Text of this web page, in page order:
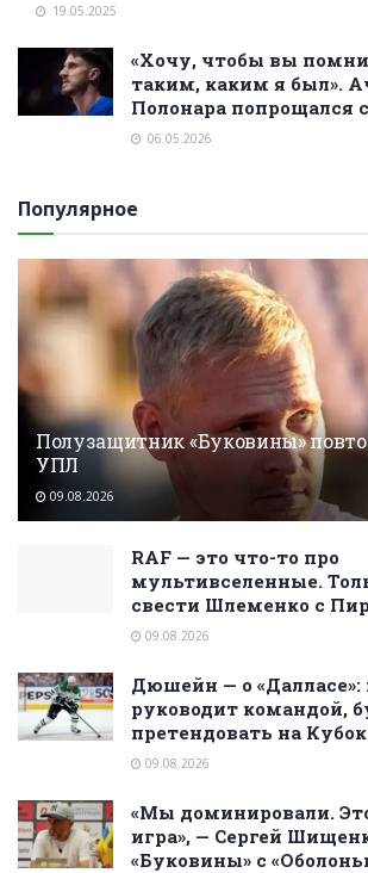
19.05.2025
«Хочу, чтобы вы
таким, каким я был».
Полонара попрощался
06.05.2026
Популярное
Полузащитник «Буковины»
УПЛ
09.08.2026
RAF — это что-то про
мультивселенные.
свести Шлеменко с
09.08.2026
Дюшейн — о «Далласе»:
руководит командой,
претендовать на
09.08.2026
«Мы доминировали.
игра», — Сергей
«Буковины» с